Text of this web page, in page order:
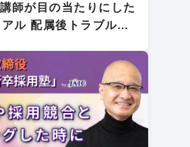
師が目の当たりにした
ル 配属後トラブルを